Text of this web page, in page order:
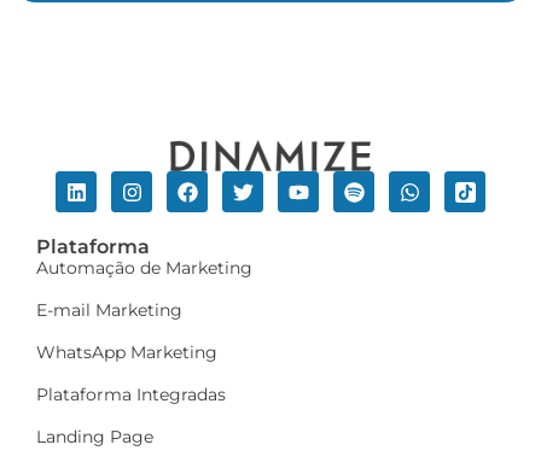
Plataforma
Automação de Marketing
E-mail Marketing
WhatsApp Marketing
Plataforma Integradas
Landing Page